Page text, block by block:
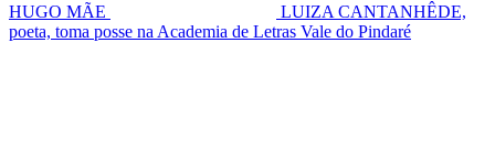
HUGO MÃE
LUIZA CANTANHÊDE,
poeta, toma posse na Academia de Letras Vale do Pindaré